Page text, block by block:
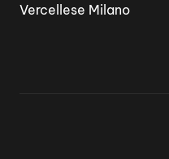
Vercellese Milano